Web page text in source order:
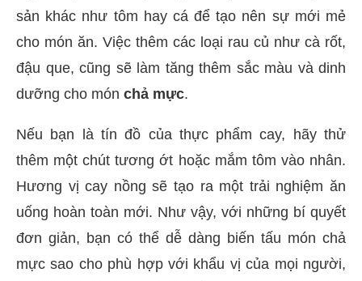
sản khác như tôm hay cá để tạo nên sự mới mẻ
cho món ăn. Việc thêm các loại rau củ như cà rốt,
đậu que, cũng sẽ làm tăng thêm sắc màu và dinh
dưỡng cho món chả mực.
Nếu bạn là tín đồ của thực phẩm cay, hãy thử
thêm một chút tương ớt hoặc mắm tôm vào nhân.
Hương vị cay nồng sẽ tạo ra một trải nghiệm ăn
uống hoàn toàn mới. Như vậy, với những bí quyết
đơn giản, bạn có thể dễ dàng biến tấu món chả
mực sao cho phù hợp với khẩu vị của mọi người,